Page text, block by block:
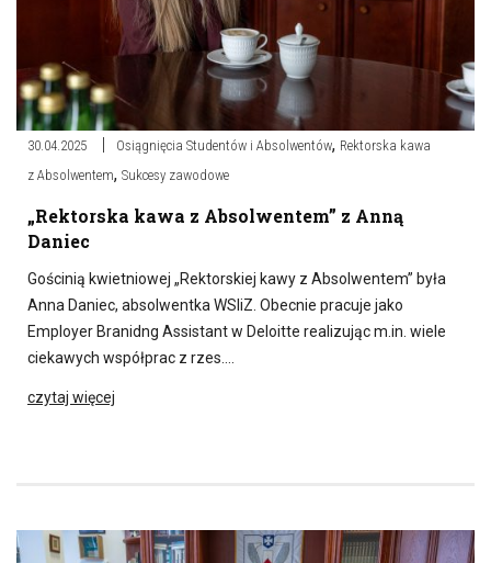
30.04.2025 Osiągnięcia Studentów i Absolwentów, Rektorska kawa
z Absolwentem, Sukcesy zawodowe
„Rektorska kawa z Absolwentem” z Anną
Daniec
Gościnią kwietniowej „Rektorskiej kawy z Absolwentem” była
Anna Daniec, absolwentka WSIiZ. Obecnie pracuje jako
Employer Branidng Assistant w Deloitte realizując m.in. wiele
ciekawych współprac z rzes….
czytaj więcej